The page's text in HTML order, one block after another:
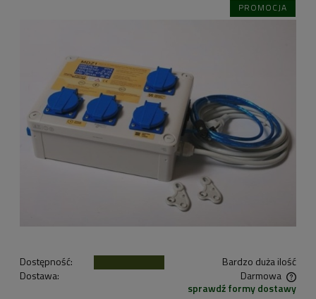
PROMOCJA
Dostępność:
Bardzo duża ilość
Dostawa:
Darmowa
Cena nie zawiera ewentualnych kosztów płatnościsprawdź formy dostawy